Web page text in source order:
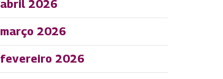
abril 2026
março 2026
fevereiro 2026